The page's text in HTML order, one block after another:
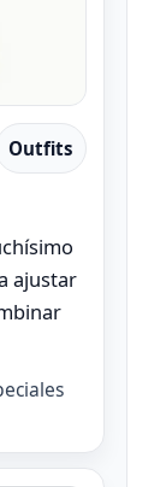
Outfits
ajustar